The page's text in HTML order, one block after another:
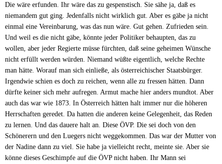
Die wäre erfunden. Ihr wäre das zu gespenstisch. Sie sähe ja, daß es
niemandem gut ging. Jedenfalls nicht wirklich gut. Aber es gäbe ja nicht
einmal eine Vereinbarung, was das nun wäre. Gut gehen. Zufrieden sein.
Und weil es die nicht gäbe, könnte jeder Politiker behaupten, das zu
wollen, aber jeder Regierte müsse fürchten, daß seine geheimen Wünsche
nicht erfüllt werden würden. Niemand wüßte eigentlich, welche Rechte
man hätte. Worauf man sich einließe, als österreichischer Staatsbürger.
Irgendwie schien es doch zu reichen, wenn alle zu fressen hätten. Dann
dürfte keiner sich mehr aufregen. Armut mache hier anders mundtot. Aber
auch das war wie 1873. In Österreich hätten halt immer nur die höheren
Herrschaften geredet. Da hatten die anderen keine Gelegenheit, das Reden
zu lernen. Und das dauere halt an. Diese ÖVP. Die sei doch von den
Schönerern und den Luegers nicht weggekommen. Das war der Mutter von
der Nadine dann zu viel. Sie habe ja vielleicht recht, meinte sie. Aber sie
könne dieses Geschimpfe auf die ÖVP nicht haben. Ihr Mann sei